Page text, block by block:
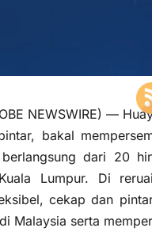
NEWSWIRE) —
bakal
dari 20
Lumpur. Di
cekap dan
Malaysia serta